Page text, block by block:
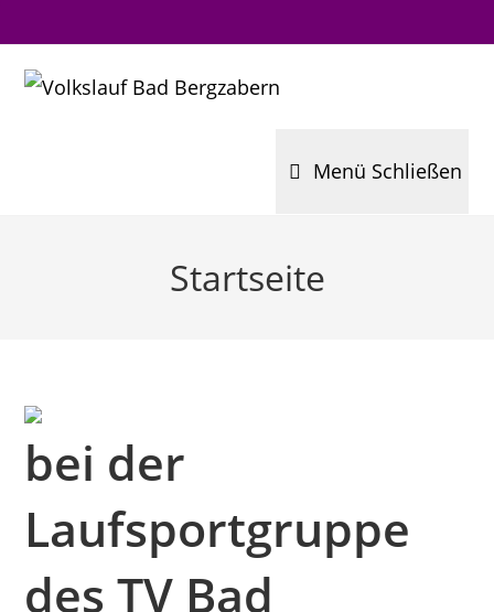
Menü Schließen
Startseite
bei der
Laufsportgruppe
des TV Bad